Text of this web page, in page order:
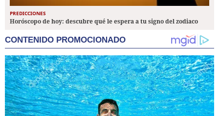
PREDICCIONES
Horóscopo de hoy: descubre qué le espera a tu signo del zodiaco
CONTENIDO PROMOCIONADO